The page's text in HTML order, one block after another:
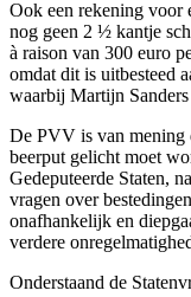
Ook een rekening voor
nog geen 2 ½ kantje
à raison van 300 euro
omdat dit is uitbesteed
waarbij Martijn
De PVV is van mening
beerput gelicht moet
Gedeputeerde Staten,
vragen over
onafhankelijk en
verdere
Onderstaand de